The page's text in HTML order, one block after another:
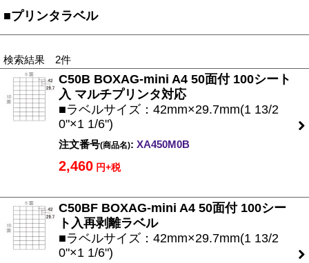
■プリンタラベル
検索結果 2件
C50B BOXAG-mini A4 50面付 100シート
入 マルチプリンタ対応
■ラベルサイズ：42mm×29.7mm(1 13/2
0"×1 1/6")
注文番号(商品名): XA450M0B
2,460 円+税
C50BF BOXAG-mini A4 50面付 100シー
ト入再剥離ラベル
■ラベルサイズ：42mm×29.7mm(1 13/2
0"×1 1/6")